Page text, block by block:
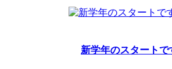
新学年のスタートで